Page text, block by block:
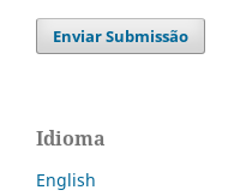
Enviar Submissão
Idioma
English